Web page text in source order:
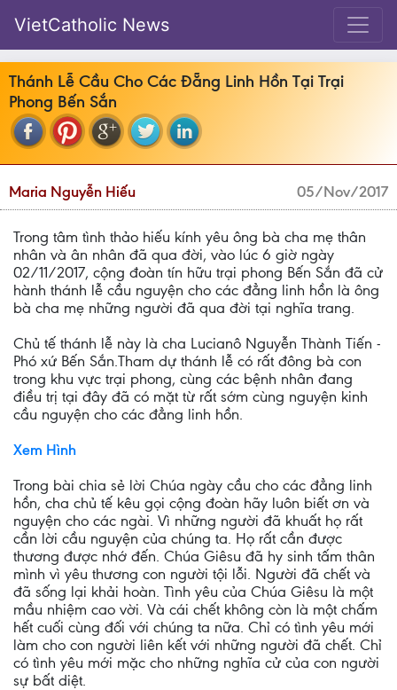
VietCatholic News
Thánh Lễ Cầu Cho Các Đẵng Linh Hồn Tại Trại
Phong Bến Sắn
Maria Nguyễn Hiếu 05/Nov/2017
Trong tâm tình thảo hiếu kính yêu ông bà cha mẹ thân
nhân và ân nhân đã qua đời, vào lúc 6 giờ ngày
02/11/2017, cộng đoàn tín hữu trại phong Bến Sắn đã cử
hành thánh lễ cầu nguyện cho các đẳng linh hồn là ông
bà cha mẹ những người đã qua đời tại nghĩa trang.
Chủ tế thánh lễ này là cha Lucianô Nguyễn Thành Tiến -
Phó xứ Bến Sắn.Tham dự thánh lễ có rất đông bà con
trong khu vực trại phong, cùng các bệnh nhân đang
điều trị tại đây đã có mặt từ rất sớm cùng nguyện kinh
cầu nguyện cho các đẳng linh hồn.
Xem Hình
Trong bài chia sẻ lời Chúa ngày cầu cho các đẳng linh
hồn, cha chủ tế kêu gọi cộng đoàn hãy luôn biết ơn và
nguyện cho các ngài. Vì những người đã khuất họ rất
cần lời cầu nguyện của chúng ta. Họ rất cần được
thương được nhớ đến. Chúa Giêsu đã hy sinh tấm thân
mình vì yêu thương con người tội lỗi. Người đã chết và
đã sống lại khải hoàn. Tình yêu của Chúa Giêsu là một
mầu nhiệm cao vời. Và cái chết không còn là một chấm
hết cuối cùng đối với chúng ta nữa. Chỉ có tình yêu mới
làm cho con người liên kết với những người đã chết. Chỉ
có tình yêu mới mặc cho những nghĩa cử của con người
sự bất diệt.